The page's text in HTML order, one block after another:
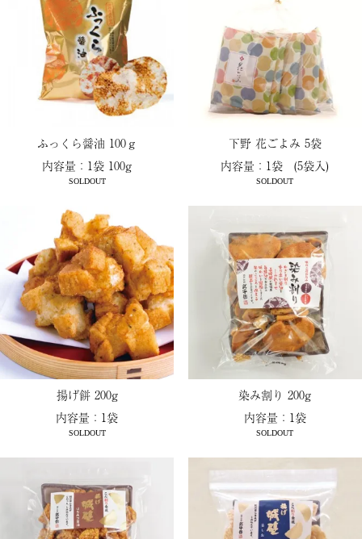
ふっくら醤油 100ｇ
内容量：1袋 100g
SOLDOUT
下野 花ごよみ 5袋
内容量：1袋 (5袋入)
SOLDOUT
揚げ餅 200g
内容量：1袋
SOLDOUT
染み割り 200g
内容量：1袋
SOLDOUT